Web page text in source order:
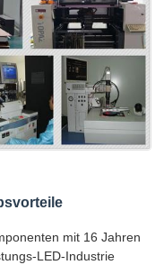
mit 16 Jahren
LED-Industrie